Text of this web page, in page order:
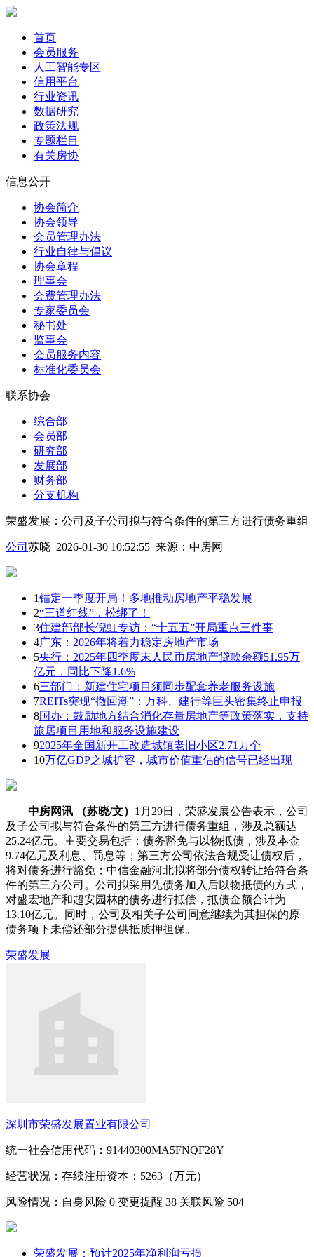
首页
会员服务
人工智能专区
信用平台
行业资讯
数据研究
政策法规
专题栏目
有关房协
信息公开
协会简介
协会领导
会员管理办法
行业自律与倡议
协会章程
理事会
会费管理办法
专家委员会
秘书处
监事会
会员服务内容
标准化委员会
联系协会
综合部
会员部
研究部
发展部
财务部
分支机构
荣盛发展：公司及子公司拟与符合条件的第三方进行债务重组
公司 苏晓 2026-01-30 10:52:55 来源： 中房网
1锚定一季度开局！多地推动房地产平稳发展
2“三道红线”，松绑了！
3住建部部长倪虹专访：“十五五”开局重点三件事
4广东：2026年将着力稳定房地产市场
5央行：2025年四季度末人民币房地产贷款余额51.95万
亿元，同比下降1.6%
6三部门：新建住宅项目须同步配套养老服务设施
7REITs突现“撤回潮”：万科、建行等巨头密集终止申报
8国办：鼓励地方结合消化存量房地产等政策落实，支持
旅居项目用地和服务设施建设
92025年全国新开工改造城镇老旧小区2.71万个
10万亿GDP之城扩容，城市价值重估的信号已经出现
中房网讯 （苏晓/文） 1月29日，荣盛发展公告表示，公司
及子公司拟与符合条件的第三方进行债务重组，涉及总额达
25.24亿元。主要交易包括：债务豁免与以物抵债，涉及本金
9.74亿元及利息、罚息等；第三方公司依法合规受让债权后，
将对债务进行豁免；中信金融河北拟将部分债权转让给符合条
件的第三方公司。公司拟采用先债务加入后以物抵债的方式，
对盛宏地产和超安园林的债务进行抵偿，抵债金额合计为
13.10亿元。同时，公司及相关子公司同意继续为其担保的原
债务项下未偿还部分提供抵质押担保。
荣盛发展
深圳市荣盛发展置业有限公司
统一社会信用代码：91440300MA5FNQF28Y
经营状况：存续注册资本：5263（万元）
风险情况：自身风险 0 变更提醒 38 关联风险 504
荣盛发展：预计2025年净利润亏损